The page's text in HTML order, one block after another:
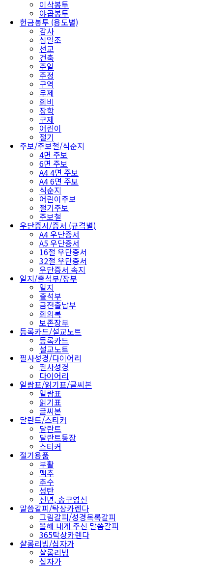
이삭봉투
야곱봉투
헌금봉투 (용도별)
감사
십일조
선교
건축
주일
주정
구역
무제
회비
장학
구제
어린이
절기
주보/주보철/식순지
4면 주보
6면 주보
A4 4면 주보
A4 6면 주보
식순지
어린이주보
절기주보
주보철
우단증서/증서 (규격별)
A4 우단증서
A5 우단증서
16절 우단증서
32절 우단증서
우단증서 속지
일지/출석부/장부
일지
출석부
금전출납부
회의록
보존장부
등록카드/설교노트
등록카드
설교노트
필사성경/다이어리
필사성경
다이어리
일람표/읽기표/글씨본
일람표
읽기표
글씨본
달란트/스티커
달란트
달란트통장
스티커
절기용품
부활
맥추
추수
성탄
신년, 송구영신
말씀갈피/탁상카렌다
그림갈피/성경목록갈피
올해 내게 주신 말씀갈피
365탁상카렌다
샬롬리빙/십자가
샬롬리빙
십자가